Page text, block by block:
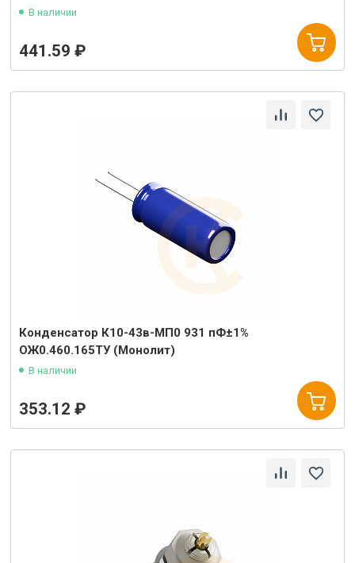
В наличии
441.59 ₽
Конденсатор К10-43в-МП0 931 пФ±1%
ОЖ0.460.165ТУ (Монолит)
В наличии
353.12 ₽